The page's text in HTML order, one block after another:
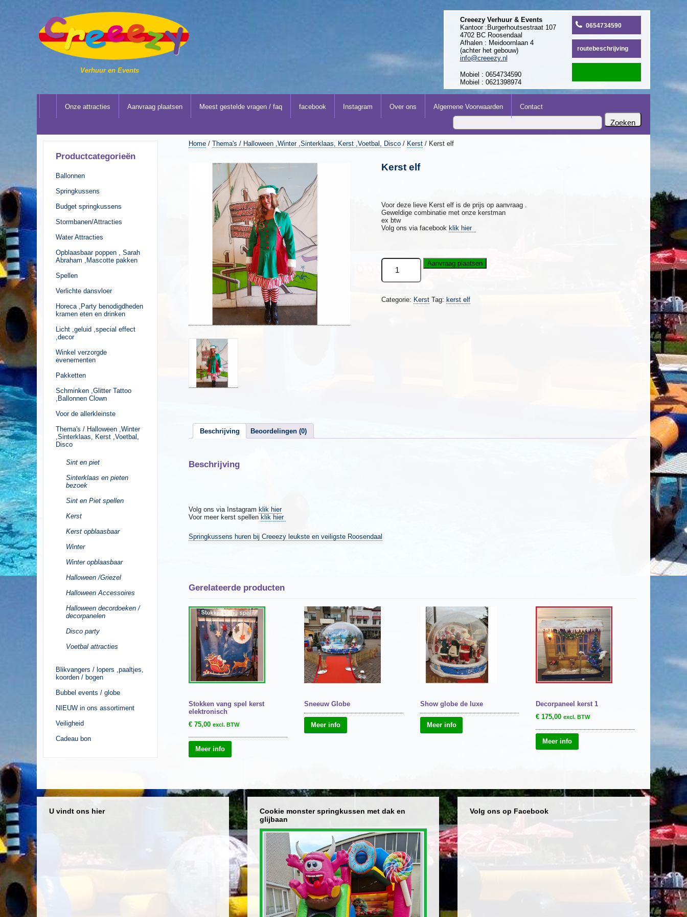
Verhuur en Events
Creeezy Verhuur & Events
Kantoor :Burgerhoutsestraat 107
4702 BC Roosendaal
Afhalen : Meidoornlaan 4
(achter het gebouw)
info@creeezy.nl
Mobiel : 0654734590
Mobiel : 0621398974
0654734590
routebeschrijving
Onze attracties Aanvraag plaatsen Meest gestelde vragen / faq facebook Instagram Over ons Algemene Voorwaarden Contact
Productcategorieën
Ballonnen
Springkussens
Budget springkussens
Stormbanen/Attracties
Water Attracties
Opblaasbaar poppen , Sarah
Abraham ,Mascotte pakken
Spellen
Verlichte dansvloer
Horeca ,Party benodigdheden
kramen eten en drinken
Licht ,geluid ,special effect
,decor
Winkel verzorgde
evenementen
Pakketten
Schminken ,Glitter Tattoo
,Ballonnen Clown
Voor de allerkleinste
Thema's / Halloween ,Winter
,Sinterklaas, Kerst ,Voetbal,
Disco
Sint en piet
Sinterklaas en pieten
bezoek
Sint en Piet spellen
Kerst
Kerst opblaasbaar
Winter
Winter opblaasbaar
Halloween /Griezel
Halloween Accessoires
Halloween decordoeken /
decorpanelen
Disco party
Voetbal attracties
Blikvangers / lopers ,paaltjes,
koorden / bogen
Bubbel events / globe
NIEUW in ons assortiment
Veiligheid
Cadeau bon
Home / Thema's / Halloween ,Winter ,Sinterklaas, Kerst ,Voetbal, Disco / Kerst / Kerst elf
Kerst elf
Voor deze lieve Kerst elf is de prijs op aanvraag .
Geweldige combinatie met onze kerstman
ex btw
Volg ons via facebook klik hier
Kerst
Aanvraag plaatsen
Categorie: Kerst Tag: kerst elf
Beschrijving Beoordelingen (0)
Beschrijving
Volg ons via Instagram klik hier
Voor meer kerst spellen klik hier
Springkussens huren bij Creeezy leukste en veiligste Roosendaal
Gerelateerde producten
Stokken vang spel kerst
elektronisch
€ 75,00 excl. BTW
Meer info
Sneeuw Globe
Meer info
Show globe de luxe
Meer info
Decorpaneel kerst 1
€ 175,00 excl. BTW
Meer info
U vindt ons hier
Cookie monster springkussen met dak en
glijbaan
Volg ons op Facebook